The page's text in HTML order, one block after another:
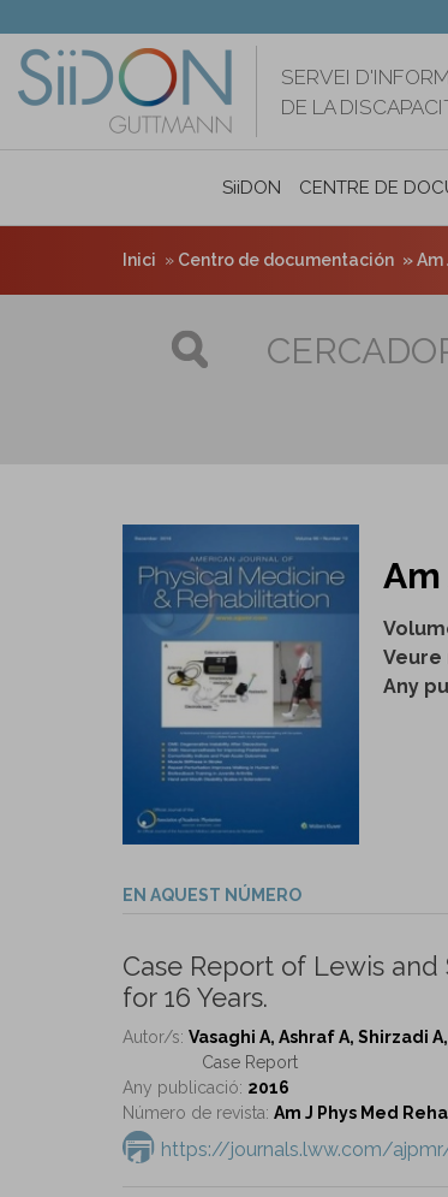
contingut
SERVEI
DE LA
SiiDON CENTRE DE
Inici Centro de documentación Am
Am
Veure
Any
EN AQUEST NÚMERO
Case Report of Lewis
for 16 Years.
Autor/s: Vasaghi A, Ashraf A, Shirzadi
Case Report
Any publicació: 2016
Número de revista: Am J Phys Med
https://journals.lww.com/